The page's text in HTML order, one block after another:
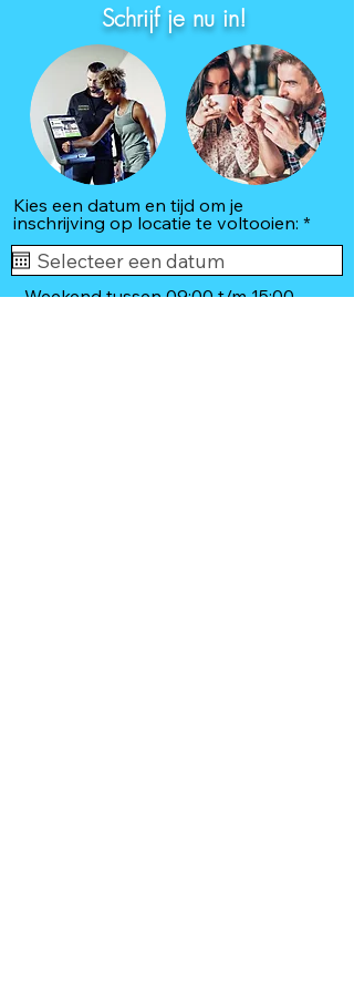
Schrijf je nu in!
Kies een datum en tijd om je
inschrijving op locatie te voltooien: *
e
u
i
Weekend tussen 09:00 t/m 15:00